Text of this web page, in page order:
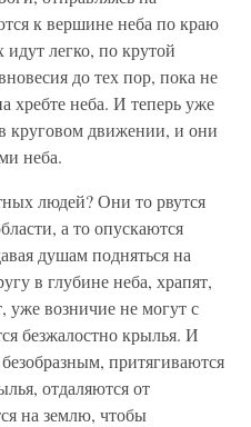
к вершине неба по краю
легко, по крутой
до тех пор, пока не
хребте неба. И теперь уже
круговом движении, и они
неба.
людей? Они то рвутся
а то опускаются
душам подняться на
в глубине неба, храпят,
уже возничие не могут с
безжалостно крылья. И
притягиваются
отдаляются от
на землю, чтобы